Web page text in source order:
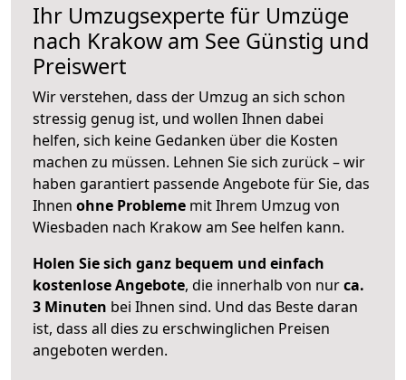
Ihr Umzugsexperte für Umzüge
nach Krakow am See Günstig und
Preiswert
Wir verstehen, dass der Umzug an sich schon
stressig genug ist, und wollen Ihnen dabei
helfen, sich keine Gedanken über die Kosten
machen zu müssen. Lehnen Sie sich zurück – wir
haben garantiert passende Angebote für Sie, das
Ihnen ohne Probleme mit Ihrem Umzug von
Wiesbaden nach Krakow am See helfen kann.
Holen Sie sich ganz bequem und einfach
kostenlose Angebote, die innerhalb von nurca.
3 Minuten bei Ihnen sind. Und das Beste daran
ist, dass all dies zu erschwinglichen Preisen
angeboten werden.